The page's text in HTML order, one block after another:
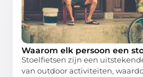
Waarom elk persoon een
Stoelfietsen zijn een
van outdoor activiteiten,